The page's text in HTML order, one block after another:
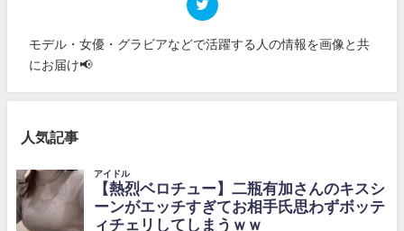
モデル・女優・グラビアなどで活躍する人の情報を画像と共
にお届け📢
人気記事